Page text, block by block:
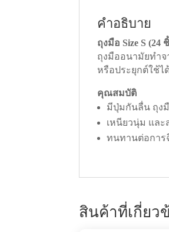
คำอธิบาย
ถุงมือ Size S (24
ถุงมืออนามัยทำ
หรือประยุกต์ใช้ไ
คุณสมบัติ
มีปุ่มกันลื่น ถุง
เหนียวนุ่ม แล
ทนทานต่อการ
สินค้าที่เกี่ยว